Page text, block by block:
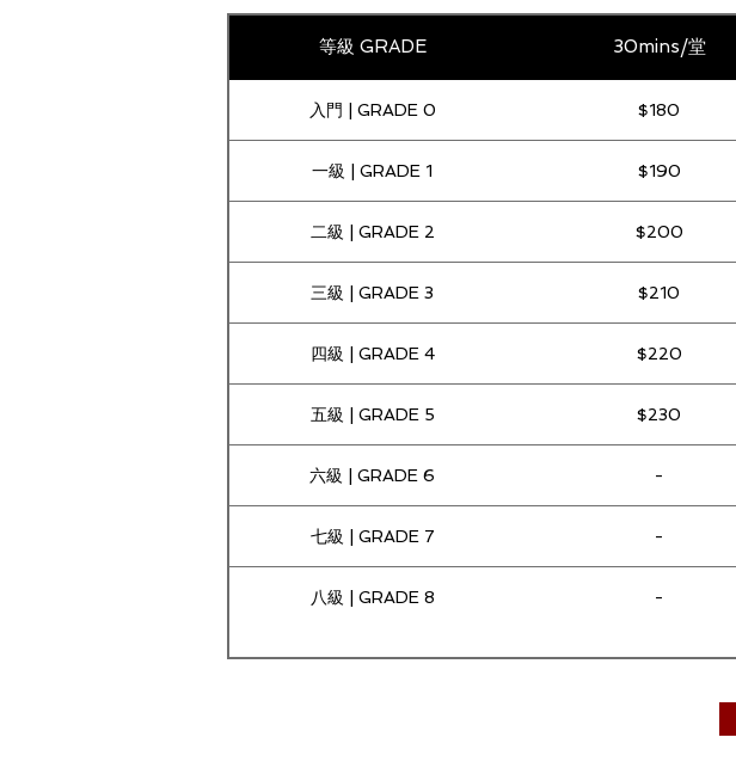
等級 GRADE 30mins/堂
入門 | GRADE 0 $180
一級 | GRADE 1 $190
二級 | GRADE 2 $200
三級 | GRADE 3 $210
四級 | GRADE 4 $220
五級 | GRADE 5 $230
六級 | GRADE 6 -
七級 | GRADE 7 -
八級 | GRADE 8 -